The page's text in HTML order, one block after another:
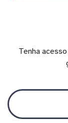
Tenha